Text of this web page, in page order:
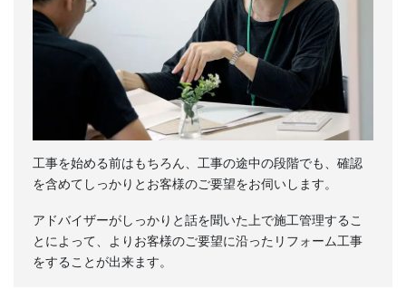
工事を始める前はもちろん、工事の途中の段階でも、確認
を含めてしっかりとお客様のご要望をお伺いします。
アドバイザーがしっかりと話を聞いた上で施工管理するこ
とによって、よりお客様のご要望に沿ったリフォーム工事
をすることが出来ます。